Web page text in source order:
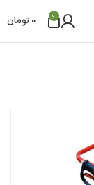
0
0 تومان